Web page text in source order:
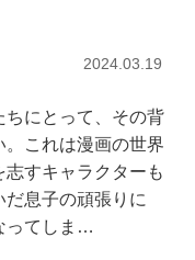
2024.03.19
ちにとって、その背
これは漫画の世界
すキャラクターも
息子の頑張りに
ってしま…